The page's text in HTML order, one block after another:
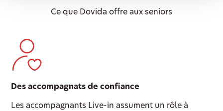
Ce que Dovida offre aux seniors
Des accompagnats de confiance
Les accompagnants Live-in assument un rôle à